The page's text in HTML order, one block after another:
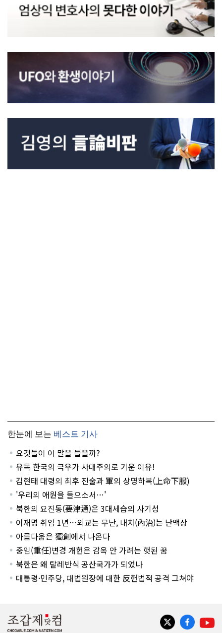
한눈에 보는 베스트 기사
요것들이 이 말을 들을까?
유독 한국의 극우가 사대주의로 기운 이유!
김현태 대령의 최후 진술과 軍의 상명하복(上命下服)
'우리의 애원을 들으소서…'
북한의 요진통(要津通)은 3대세습의 사기성
이재명 취임 1년…외교는 무난, 내치(內治)는 난맥상
아름다움은 獨創에서 나온다
중임(重任)변경 개헌은 감옥 안 가려는 헛된 꿈
북한은 왜 탈레반식 공산국가가 되었나
대통령·민주당, 대법원장에 대한 反헌법적 공격 그쳐야